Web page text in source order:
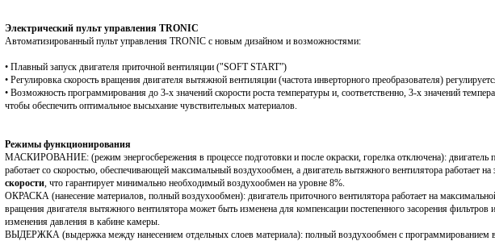
Электрический пульт управления TRONIC
Автоматизированный пульт управления TRONIC с новым дизайном и возможностями:
• Плавный запуск двигателя приточной вентиляции ("SOFT START”)
• Регулировка скорость вращения двигателя вытяжной вентиляции (частота инверторного преобразователя)
• Возможность программирования до 3-х значений скорости роста температуры и, соответственно, 3-х значений
чтобы обеспечить оптимальное высыхание чувствительных материалов.
Режимы функционирования
МАСКИРОВАНИЕ: (режим энергосбережения в процессе подготовки и после окраски, горелка отключена): двигатель
работает со скоростью, обеспечивающей максимальный воздухообмен, а двигатель вытяжного вентилятора работает на
скорости, что гарантирует минимально необходимый воздухообмен на уровне 8%.
ОКРАСКА (нанесение материалов, полный воздухообмен): двигатель приточного вентилятора работает на
вращения двигателя вытяжного вентилятора может быть изменена для компенсации постепенного засорения фильтров
изменения давления в кабине камеры.
ВЫДЕРЖКА (выдержка между нанесением отдельных слоев материала): полный воздухообмен с программированием